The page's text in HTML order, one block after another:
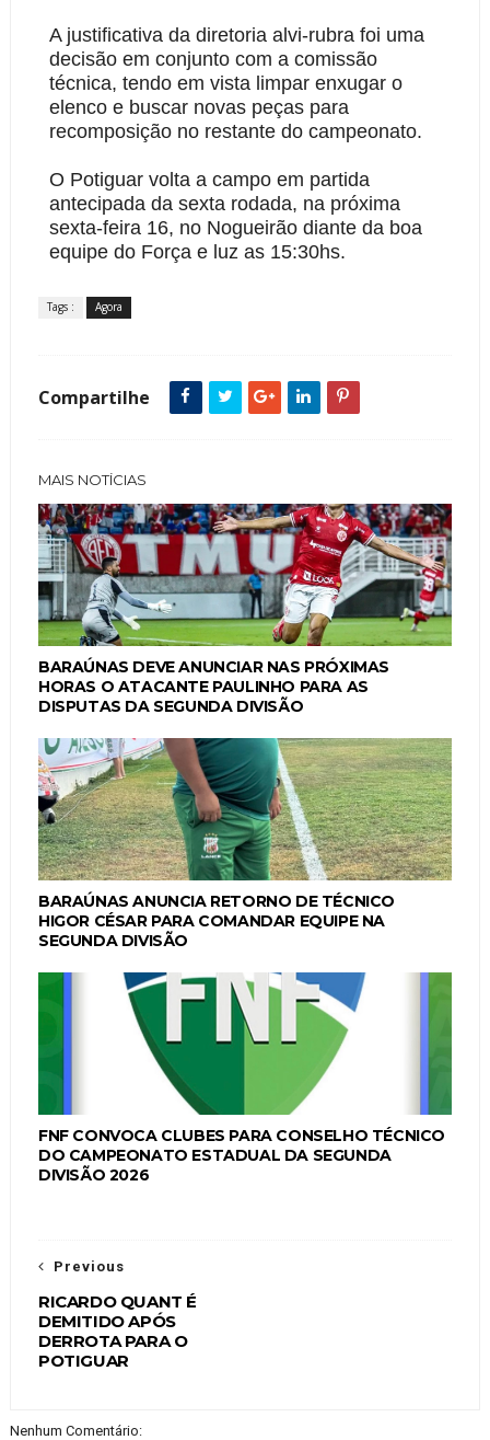
A justificativa da diretoria alvi-rubra foi uma
decisão em conjunto com a comissão
técnica, tendo em vista limpar enxugar o
elenco e buscar novas peças para
recomposição no restante do campeonato.
O Potiguar volta a campo em partida
antecipada da sexta rodada, na próxima
sexta-feira 16, no Nogueirão diante da boa
equipe do Força e luz as 15:30hs.
Tags : Agora
Compartilhe
MAIS NOTÍCIAS
BARAÚNAS DEVE ANUNCIAR NAS PRÓXIMAS
HORAS O ATACANTE PAULINHO PARA AS
DISPUTAS DA SEGUNDA DIVISÃO
BARAÚNAS ANUNCIA RETORNO DE TÉCNICO
HIGOR CÉSAR PARA COMANDAR EQUIPE NA
SEGUNDA DIVISÃO
FNF CONVOCA CLUBES PARA CONSELHO TÉCNICO
DO CAMPEONATO ESTADUAL DA SEGUNDA
DIVISÃO 2026
Previous
RICARDO QUANT É
DEMITIDO APÓS
DERROTA PARA O
POTIGUAR
Nenhum Comentário: